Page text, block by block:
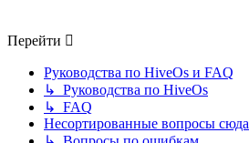
Перейти
Руководства по HiveOs и FAQ
↳ Руководства по HiveOs
↳ FAQ
Несортированные вопросы сюда